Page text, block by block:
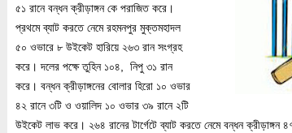
৫১ রানে বন্ধন ক্রীড়াঙ্গন কে পরাজিত করে।
প্রথমে ব্যাট করতে নেমে রহমনপুর মুক্তমহাদল
৫০ ওভারে ৮ উইকেট হারিয়ে ২৬৩ রান সংগ্রহ
করে। দলের পক্ষে তুহিন ১০৪, নিপু ৩১ রান
করে। বন্ধন ক্রীড়াঙ্গনের বোলার হিরো ১০ ওভার
৪২ রানে ৩টি ও ওয়ালিদ ১০ ওভার ৩৯ রানে ২টি
উইকেট লাভ করে। ২৬৪ রানের টার্গেটে ব্যাট করতে নেমে বন্ধন